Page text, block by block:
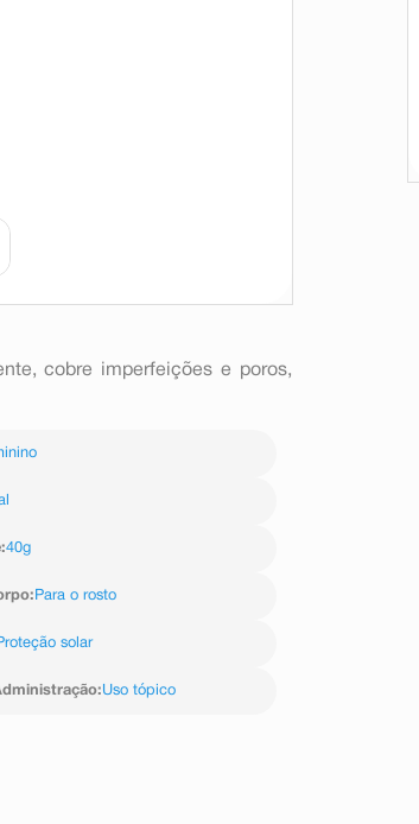
cobre imperfeições e poros,
:40g
: Para o rosto
solar
:Uso tópico